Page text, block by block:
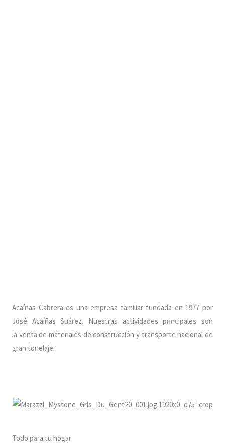
Acaíñas Cabrera es una empresa familiar fundada en 1977 por
José Acaíñas Suárez. Nuestras actividades principales son
la venta de materiales de construcción y transporte nacional de
gran tonelaje.
Todo para tu hogar